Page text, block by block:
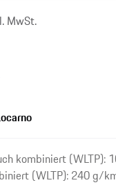
MwSt.
kombiniert (WLTP):
(WLTP): 240 g/